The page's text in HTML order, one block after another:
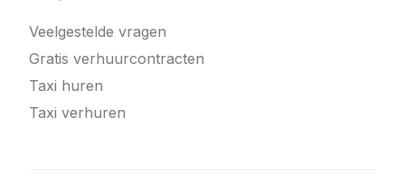
Veelgestelde vragen
Gratis verhuurcontracten
Taxi huren
Taxi verhuren